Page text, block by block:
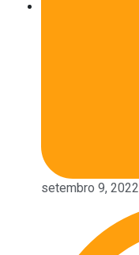
setembro 9, 2022